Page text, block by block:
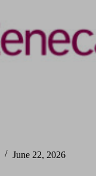
June 22, 2026